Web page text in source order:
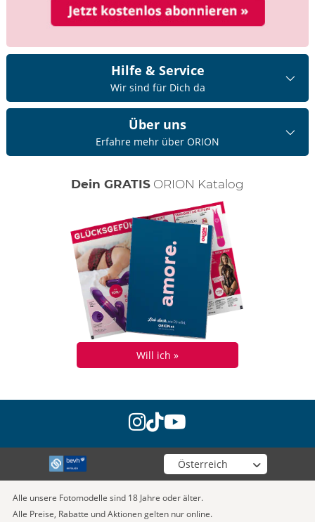
Hilfe & Service
Wir sind für Dich da
Über uns
Erfahre mehr über ORION
Dein GRATIS ORION Katalog
Will ich »
instagram
tiktok
youtube
Wähle deinen Shop
Alle unsere Fotomodelle sind 18 Jahre oder älter.
Alle Preise, Rabatte und Aktionen gelten nur online.